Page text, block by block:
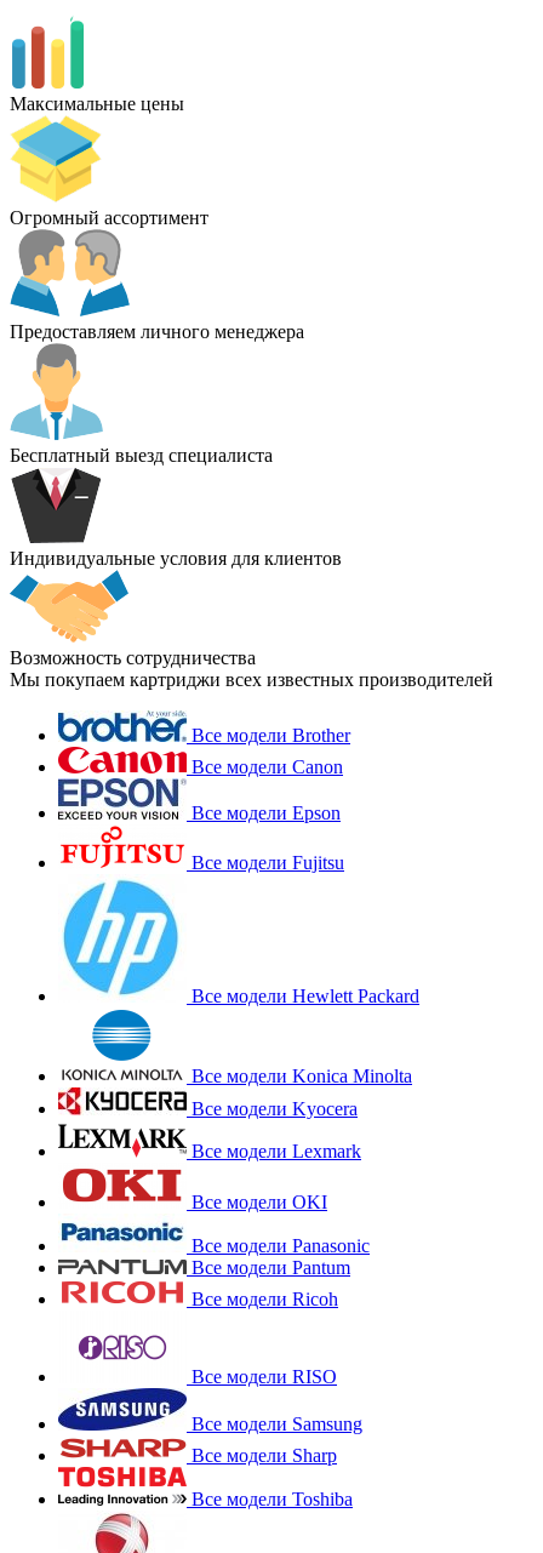
Максимальные цены
Огромный ассортимент
Предоставляем личного менеджера
Бесплатный выезд специалиста
Индивидуальные условия для клиентов
Возможность сотрудничества
Мы покупаем картриджи всех известных производителей
Все модели Brother
Все модели Canon
Все модели Epson
Все модели Fujitsu
Все модели Hewlett Packard
Все модели Konica Minolta
Все модели Kyocera
Все модели Lexmark
Все модели OKI
Все модели Panasonic
Все модели Pantum
Все модели Ricoh
Все модели RISO
Все модели Samsung
Все модели Sharp
Все модели Toshiba